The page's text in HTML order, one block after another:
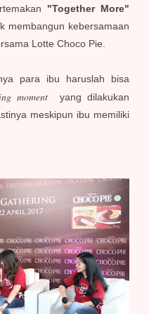
"Together More"
membangun kebersamaan
Lotte Choco Pie.
para ibu haruslah bisa
moment
yang dilakukan
meskipun ibu memiliki